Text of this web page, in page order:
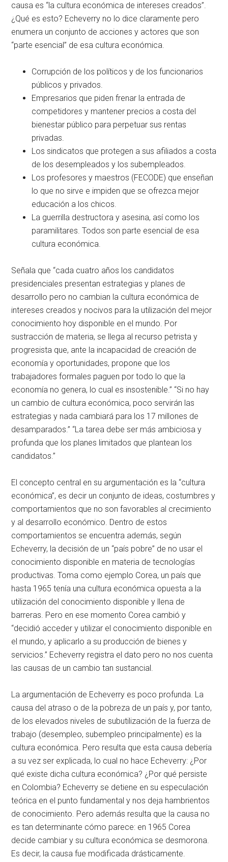
causa es “la cultura económica de intereses creados”.
¿Qué es esto? Echeverry no lo dice claramente pero
enumera un conjunto de acciones y actores que son
“parte esencial” de esa cultura económica.
Corrupción de los políticos y de los funcionarios
públicos y privados.
Empresarios que piden frenar la entrada de
competidores y mantener precios a costa del
bienestar público para perpetuar sus rentas
privadas.
Los sindicatos que protegen a sus afiliados a costa
de los desempleados y los subempleados.
Los profesores y maestros (FECODE) que enseñan
lo que no sirve e impiden que se ofrezca mejor
educación a los chicos.
La guerrilla destructora y asesina, así como los
paramilitares. Todos son parte esencial de esa
cultura económica.
Señala que “cada cuatro años los candidatos
presidenciales presentan estrategias y planes de
desarrollo pero no cambian la cultura económica de
intereses creados y nocivos para la utilización del mejor
conocimiento hoy disponible en el mundo. Por
sustracción de materia, se llega al recurso petrista y
progresista que, ante la incapacidad de creación de
economía y oportunidades, propone que los
trabajadores formales paguen por todo lo que la
economía no genera, lo cual es insostenible.” “Si no hay
un cambio de cultura económica, poco servirán las
estrategias y nada cambiará para los 17 millones de
desamparados.” “La tarea debe ser más ambiciosa y
profunda que los planes limitados que plantean los
candidatos.”
El concepto central en su argumentación es la “cultura
económica”, es decir un conjunto de ideas, costumbres y
comportamientos que no son favorables al crecimiento
y al desarrollo económico. Dentro de estos
comportamientos se encuentra además, según
Echeverry, la decisión de un “país pobre” de no usar el
conocimiento disponible en materia de tecnologías
productivas. Toma como ejemplo Corea, un país que
hasta 1965 tenía una cultura económica opuesta a la
utilización del conocimiento disponible y llena de
barreras. Pero en ese momento Corea cambió y
“decidió acceder y utilizar el conocimiento disponible en
el mundo, y aplicarlo a su producción de bienes y
servicios.” Echeverry registra el dato pero no nos cuenta
las causas de un cambio tan sustancial.
La argumentación de Echeverry es poco profunda. La
causa del atraso o de la pobreza de un país y, por tanto,
de los elevados niveles de subutilización de la fuerza de
trabajo (desempleo, subempleo principalmente) es la
cultura económica. Pero resulta que esta causa debería
a su vez ser explicada, lo cual no hace Echeverry: ¿Por
qué existe dicha cultura económica? ¿Por qué persiste
en Colombia? Echeverry se detiene en su especulación
teórica en el punto fundamental y nos deja hambrientos
de conocimiento. Pero además resulta que la causa no
es tan determinante cómo parece: en 1965 Corea
decide cambiar y su cultura económica se desmorona.
Es decir, la causa fue modificada drásticamente.